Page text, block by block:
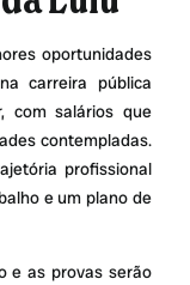
oportunidades
carreira pública
com salários que
contempladas.
profissional
e um plano de
e as provas serão